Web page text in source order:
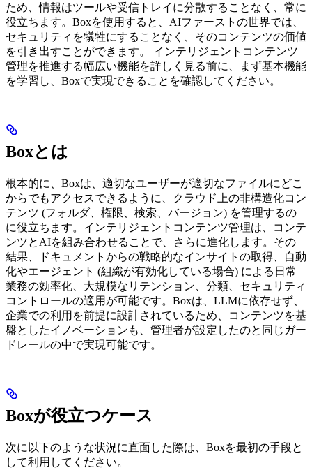
ため、情報はツールや受信トレイに分散することなく、常に
役立ちます。Boxを使用すると、AIファーストの世界では、
セキュリティを犠牲にすることなく、そのコンテンツの価値
を引き出すことができます。 インテリジェントコンテンツ
管理を推進する幅広い機能を詳しく見る前に、まず基本機能
を学習し、Boxで実現できることを確認してください。
Boxとは
根本的に、Boxは、適切なユーザーが適切なファイルにどこ
からでもアクセスできるように、クラウド上の非構造化コン
テンツ (フォルダ、権限、検索、バージョン) を管理するの
に役立ちます。インテリジェントコンテンツ管理は、コンテ
ンツとAIを組み合わせることで、さらに進化します。その
結果、ドキュメントからの戦略的なインサイトの取得、自動
化やエージェント (組織が有効化している場合) による日常
業務の効率化、大規模なリテンション、分類、セキュリティ
コントロールの適用が可能です。Boxは、LLMに依存せず、
企業での利用を前提に設計されているため、コンテンツを基
盤としたイノベーションも、管理者が設定したのと同じガー
ドレールの中で実現可能です。
Boxが役立つケース
次に以下のような状況に直面した際は、Boxを最初の手段と
して利用してください。